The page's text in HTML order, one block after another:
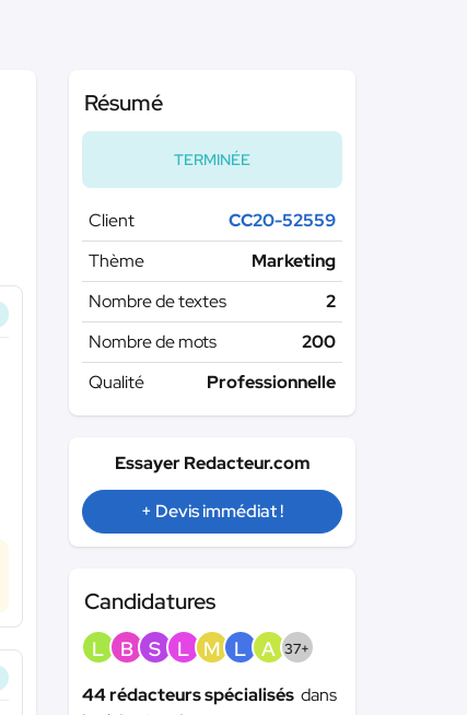
Résumé
TERMINÉE
Client
CC20-52559
Thème
Marketing
Nombre de textes
2
Nombre de mots
200
Qualité
Professionnelle
Essayer Redacteur.com
+ Devis immédiat !
Candidatures
L B S L M L A 37+
44 rédacteurs spécialisés dans